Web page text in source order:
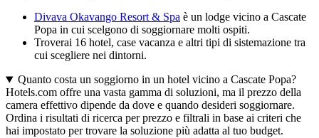
Divava Okavango Resort & Spa è un lodge vicino a Cascate
Popa in cui scelgono di soggiornare molti ospiti.
Troverai 16 hotel, case vacanza e altri tipi di sistemazione tra
cui scegliere nei dintorni.
Quanto costa un soggiorno in un hotel vicino a Cascate Popa?
Hotels.com offre una vasta gamma di soluzioni, ma il prezzo della
camera effettivo dipende da dove e quando desideri soggiornare.
Ordina i risultati di ricerca per prezzo e filtrali in base ai criteri che
hai impostato per trovare la soluzione più adatta al tuo budget.